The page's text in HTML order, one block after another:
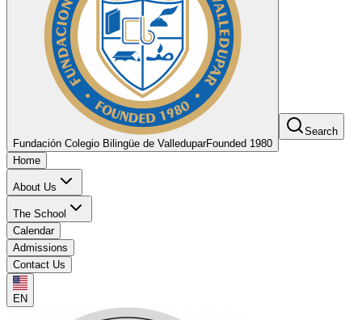
Fundación Colegio Bilingüe de ValleduparFounded 1980
Search
Home
About Us
The School
Calendar
Admissions
Contact Us
EN